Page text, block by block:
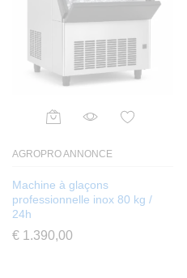
AGROPRO ANNONCE
Machine à glaçons
professionnelle inox 80 kg /
24h
€ 1.390,00